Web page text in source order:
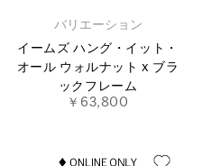
バリエーション
イームズ ハング・イット・
オール ウォルナット x ブラ
ックフレーム
￥63,800